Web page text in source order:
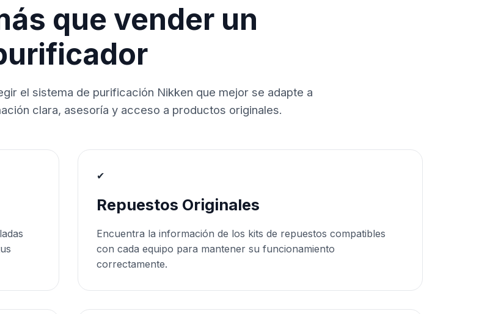
que vender un
el sistema de purificación Nikken que mejor se adapte a
clara, asesoría y acceso a productos originales.
✔
Repuestos Originales
Encuentra la información de los kits de repuestos compatibles
con cada equipo para mantener su funcionamiento
correctamente.